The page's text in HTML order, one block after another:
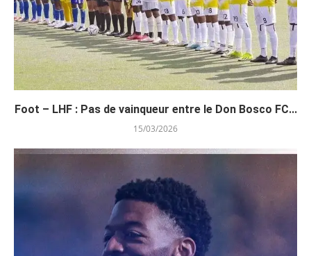
Foot – LHF : Pas de vainqueur entre le Don Bosco FC...
15/03/2026